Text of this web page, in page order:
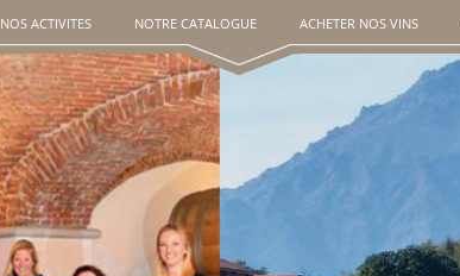
NOS ACTIVITES NOTRE CATALOGUE ACHETER NOS VINS